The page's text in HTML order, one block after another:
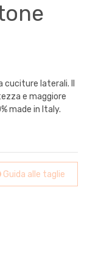
laterali. Il
e maggiore
made in Italy.
Guida alle taglie